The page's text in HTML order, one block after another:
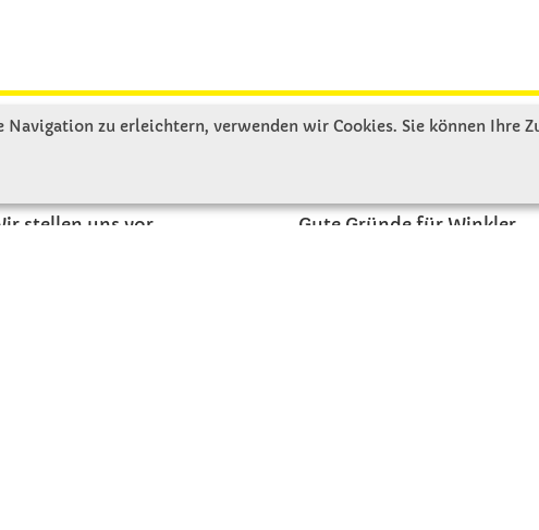
stellen uns vor
Gute Gründe für Winkler
Navigation zu erleichtern, verwenden wir Cookies. Sie können Ihre